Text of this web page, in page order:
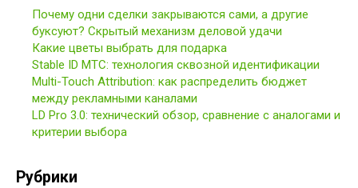
Почему одни сделки закрываются сами, а другие
буксуют? Скрытый механизм деловой удачи
Какие цветы выбрать для подарка
Stable ID МТС: технология сквозной идентификации
Multi-Touch Attribution: как распределить бюджет
между рекламными каналами
LD Pro 3.0: технический обзор, сравнение с аналогами и
критерии выбора
Рубрики